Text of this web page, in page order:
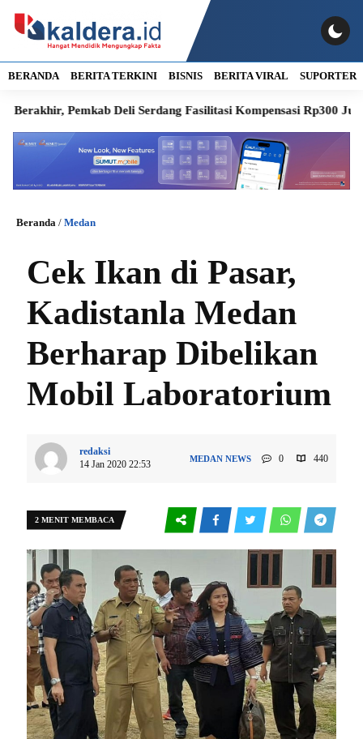
BERANDA BERITA TERKINI BISNIS BERITA VIRAL SUPORTER
Pemkab Deli Serdang Fasilitasi Kompensasi Rp300 Juta
Beranda / Medan
Cek Ikan di Pasar,
Kadistanla Medan
Berharap Dibelikan
Mobil Laboratorium
redaksi
14 Jan 2020 22:53
MEDAN NEWS 0 440
2 MENIT MEMBACA